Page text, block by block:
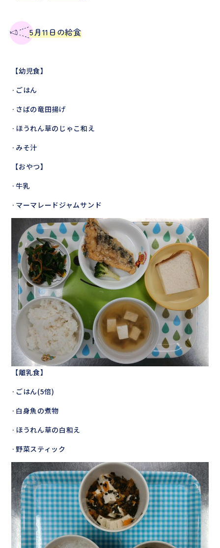
5月11日の給食
【幼児食】
·ごはん
·さばの竜田揚げ
·ほうれん草のじゃこ和え
·みそ汁
【おやつ】
·牛乳
·マーマレードジャムサンド
【離乳食】
·ごはん(5倍)
·白身魚の煮物
·ほうれん草の白和え
·野菜スティック